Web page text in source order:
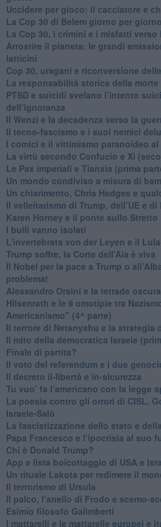
​Uccidere per gioco: il cacciatore e
​La Cop 30 di Belem giorno per giorno
La Cop 30, i crimini e i misfatti verso
Arrostire il pianeta: le grandi
latticini
​Cop 30, uragani e riconversione
La responsabilità storica della morte
PTSD e suicidi svelano l’intento
dell’ignoranza
Il Wenzi e la decadenza verso la
​Il tecno-fascismo e i suoi nemici
​I comici e il vittimismo paranoideo al
​La virtù secondo Confucio e Xi
Le Pax imperiali e Tianxia (prima
Un mondo condiviso a misura di
​Un chiarimento, Chris Hedges e
Il velleitarismo di Trump, dell’UE e di
​Karen Horney e il ponte sullo Stretto
​I bulli vanno isolati
L’invertebrata von der Leyen e il
Trump soffre, la Corte dell'Aia è viva
​Il Nobel per la pace a Trump o
problema!
​Alessandro Orsini e la tetrade
​Hilsenrath e le 9 omotipie tra
Americanismo" (4^ parte)
​Il terrore di Netanyahu e la strategia
Il mito della democratica Israele
​Finale di partita?
​Il voto del referendum e i due
Il decreto il-libertà e in-sicurezza
Tu vuo’ fa l’americano con la legge
La poesia contro gli orrori di CISL,
Israele-Salò
​La fascistizzazione dello stato e
Papa Francesco e l’ipocrisia al suo
​Chi è Donald Trump?
App e lista boicottaggio di USA e
​Un rituale Lakota per redimere il
Il terrorismo di Ursula
​Il palco, l’anello di Frodo e scemo-
Esimio filosofo Galimberti
​I mattarelli e le mattarelle europei e